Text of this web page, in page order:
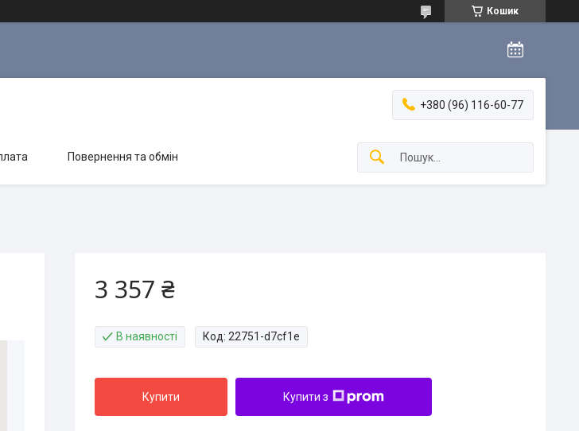
Кошик
+380 (96) 116-60-77
Повернення та обмін
3 357 ₴
В наявності Код: 22751-d7cf1e
Купити Купити з